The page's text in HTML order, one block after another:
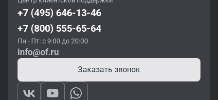
+7 (495) 646-13-46
+7 (800) 555-65-64
Пн - Пт: с 9:00 до 20:00
info@of.ru
Заказать звонок